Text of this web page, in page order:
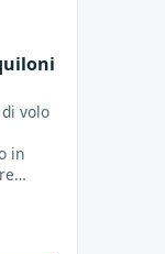
volo
in